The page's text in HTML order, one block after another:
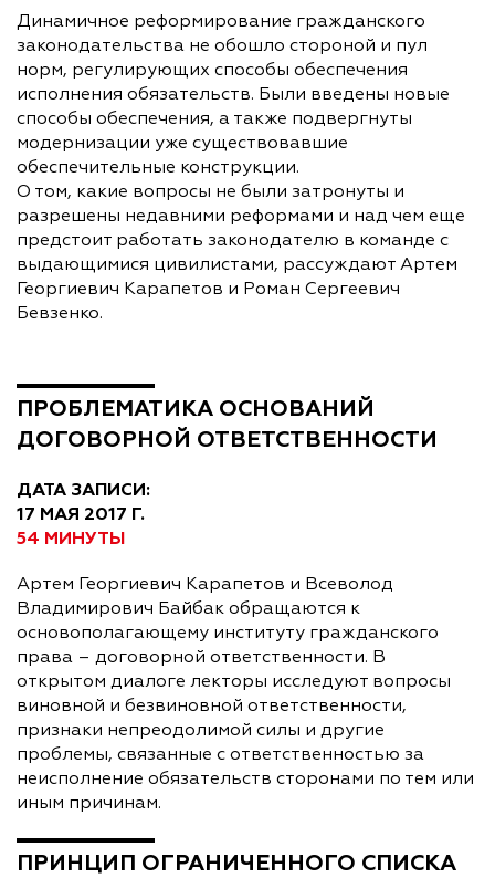
Динамичное реформирование гражданского
законодательства не обошло стороной и пул
норм, регулирующих способы обеспечения
исполнения обязательств. Были введены новые
способы обеспечения, а также подвергнуты
модернизации уже существовавшие
обеспечительные конструкции.
О том, какие вопросы не были затронуты и
разрешены недавними реформами и над чем еще
предстоит работать законодателю в команде с
выдающимися цивилистами, рассуждают Артем
Георгиевич Карапетов и Роман Сергеевич
Бевзенко.
ПРОБЛЕМАТИКА ОСНОВАНИЙ
ДОГОВОРНОЙ ОТВЕТСТВЕННОСТИ
ДАТА ЗАПИСИ:
17 МАЯ 2017 Г.
54 МИНУТЫ
Артем Георгиевич Карапетов и Всеволод
Владимирович Байбак обращаются к
основополагающему институту гражданского
права – договорной ответственности. В
открытом диалоге лекторы исследуют вопросы
виновной и безвиновной ответственности,
признаки непреодолимой силы и другие
проблемы, связанные с ответственностью за
неисполнение обязательств сторонами по тем или
иным причинам.
ПРИНЦИП ОГРАНИЧЕННОГО СПИСКА